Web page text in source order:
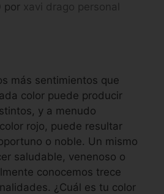
por xavi drago personal
más sentimientos que
color puede producir
y a menudo
rojo, puede resultar
o noble. Un mismo
saludable, venenoso o
conocemos trece
¿Cuál es tu color